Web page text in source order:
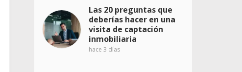
Las 20 preguntas que
deberías hacer en una
visita de captación
inmobiliaria
hace 3 días